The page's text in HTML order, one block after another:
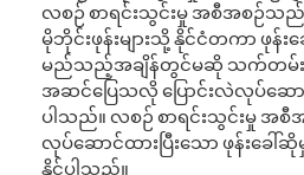
လစဉ် စာရင်းသွင်းမှု အစီအစဉ်သည် က
မိုဘိုင်းဖုန်းများသို့ နိုင်ငံတကာ ဖုန်းခ
မည်သည့်အချိန်တွင်မဆို သက်တမ်း
အဆင်ပြေသလို ပြောင်းလဲလုပ်ဆေ
ပါသည်။ လစဉ် စာရင်းသွင်းမှု အ
လုပ်ဆောင်ထားပြီးသော ဖုန်းခေါ်
နိုင်ပါသည်။